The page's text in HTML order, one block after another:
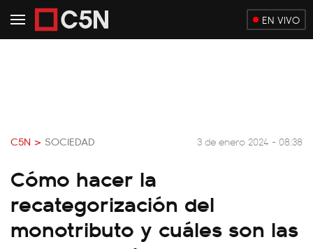
EN VIVO
C5N > SOCIEDAD 3 de enero 2024 - 08:38
Cómo hacer la
recategorización del
monotributo y cuáles son las